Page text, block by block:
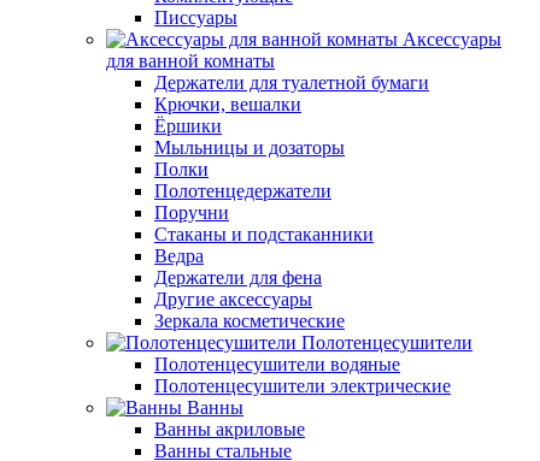
Писсуары
Аксессуары
для ванной комнаты
Держатели для туалетной бумаги
Крючки, вешалки
Ёршики
Мыльницы и дозаторы
Полки
Полотенцедержатели
Поручни
Стаканы и подстаканники
Ведра
Держатели для фена
Другие аксессуары
Зеркала косметические
Полотенцесушители
Полотенцесушители водяные
Полотенцесушители электрические
Ванны
Ванны акриловые
Ванны стальные